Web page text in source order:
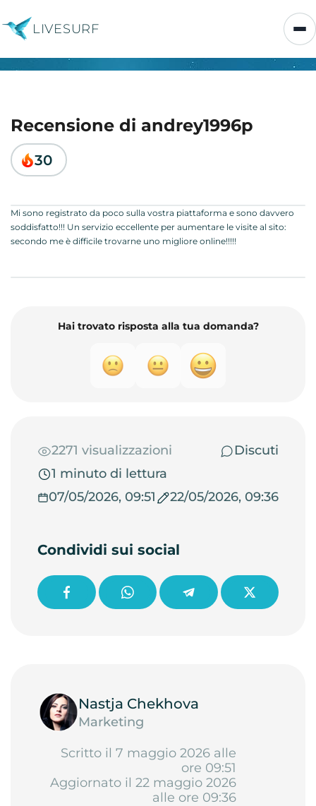
LIVESURF
Recensione di andrey1996p
30
Mi sono registrato da poco sulla vostra piattaforma e sono davvero
soddisfatto!!! Un servizio eccellente per aumentare le visite al sito:
secondo me è difficile trovarne uno migliore online!!!!!
Hai trovato risposta alla tua domanda?
2271 visualizzazioni
Discuti
1 minuto di lettura
07/05/2026, 09:51
22/05/2026, 09:36
Condividi sui social
Nastja Chekhova
Marketing
Scritto il 7 maggio 2026 alle
ore 09:51
Aggiornato il 22 maggio 2026
alle ore 09:36